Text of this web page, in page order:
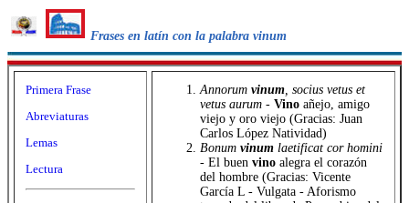
Frases en latín con la palabra vinum
Primera Frase
Abreviaturas
Lemas
Lectura
Annorum vinum, socius vetus et
vetus aurum - Vino añejo, amigo
viejo y oro viejo (Gracias: Juan
Carlos López Natividad)
Bonum vinum laetificat cor homini
- El buen vino alegra el corazón
del hombre (Gracias: Vicente
García L - Vulgata - Aforismo